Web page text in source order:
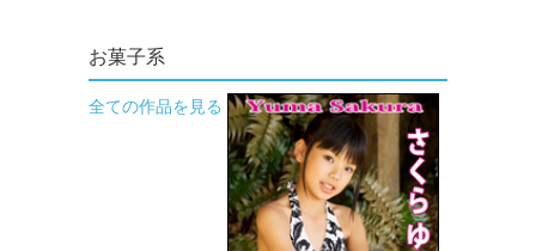
お菓子系
全ての作品を見る